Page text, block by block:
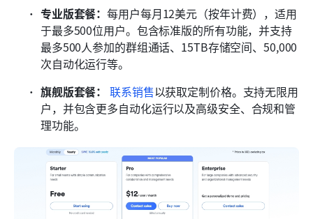
专业版套餐：每用户每月12美元（按年计费），适用
于最多500位用户。包含标准版的所有功能，并支持
最多500人参加的群组通话、15TB存储空间、50,000
次自动化运行等。
旗舰版套餐： 联系销售以获取定制价格。支持无限用
户，并包含更多自动化运行以及高级安全、合规和管
理功能。